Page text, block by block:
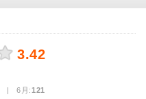
3.42
| 6月:121